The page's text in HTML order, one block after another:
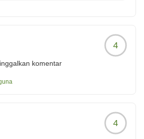
ご期待に沿えず、大変心苦しく思って
ご意見を真摯に受け止め、料理長とも
努めて参ります。
4
komentar
4